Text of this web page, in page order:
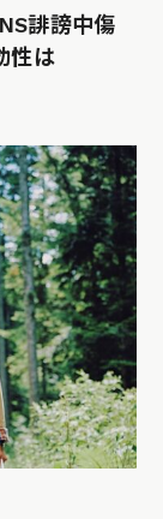
誹謗中傷
性は